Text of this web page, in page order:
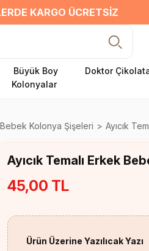
KARGO ÜCRETSIZ
Büyük Boy
Kolonyalar
Doktor
Kolonya Şişeleri Ayıcık
Ayıcık Temalı Erkek
45,00 TL
Ürün Üzerine Yazılıcak Yazı